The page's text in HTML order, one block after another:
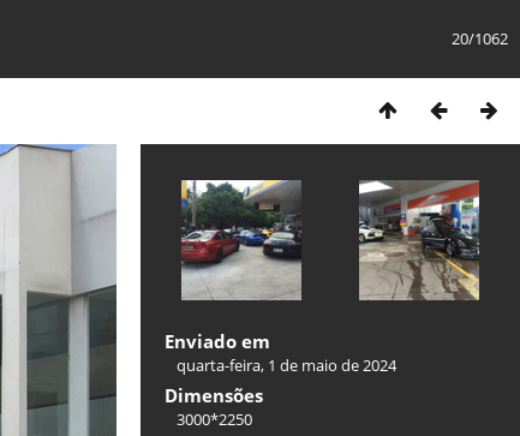
20/1062
Enviado em
quarta-feira, 1 de maio de 2024
Dimensões
3000*2250